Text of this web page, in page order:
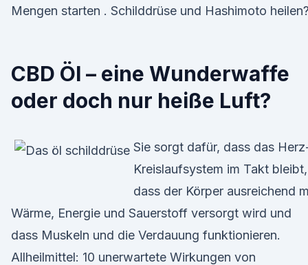
Mengen starten . Schilddrüse und Hashimoto heilen?
CBD Öl – eine Wunderwaffe
oder doch nur heiße Luft?
Sie sorgt dafür, dass das
Kreislaufsystem im Takt bleibt,
dass der Körper ausreichend
Wärme, Energie und Sauerstoff versorgt wird und
dass Muskeln und die Verdauung funktionieren.
Allheilmittel: 10 unerwartete Wirkungen von